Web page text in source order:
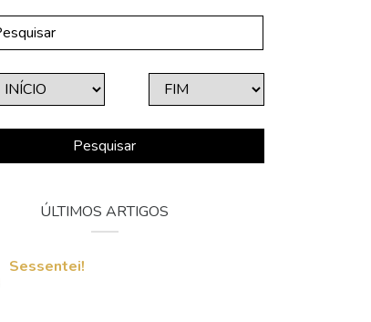
Pesquisar
ÚLTIMOS ARTIGOS
Sessentei!